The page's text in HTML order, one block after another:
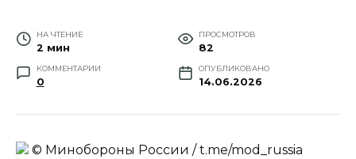
НА ЧТЕНИЕ
2 мин
ПРОСМОТРОВ
82
КОММЕНТАРИИ
0
ОПУБЛИКОВАНО
14.06.2026
© Минобороны России / t.me/mod_russia